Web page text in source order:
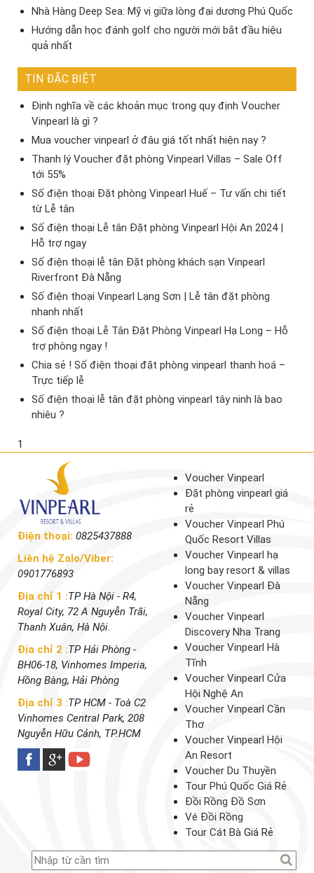
Nhà Hàng Deep Sea: Mỹ vị giữa lòng đại dương Phú Quốc
Hướng dẫn học đánh golf cho người mới bắt đầu hiệu
quả nhất
TIN ĐẶC BIỆT
Định nghĩa về các khoản mục trong quy định Voucher
Vinpearl là gì ?
Mua voucher vinpearl ở đâu giá tốt nhất hiện nay ?
Thanh lý Voucher đặt phòng Vinpearl Villas – Sale Off
tới 55%
Số điện thoại Đặt phòng Vinpearl Huế – Tư vấn chi tiết
từ Lễ tân
Số điện thoại Lễ tân Đặt phòng Vinpearl Hội An 2024 |
Hỗ trợ ngay
Số điện thoại lễ tân Đặt phòng khách sạn Vinpearl
Riverfront Đà Nẵng
Số điện thoại Vinpearl Lạng Sơn | Lễ tân đặt phòng
nhanh nhất
Số điện thoại Lễ Tân Đặt Phòng Vinpearl Hạ Long – Hỗ
trợ phòng ngay !
Chia sẻ ! Số điện thoại đặt phòng vinpearl thanh hoá –
Trực tiếp lễ
Số điện thoại lễ tân đặt phòng vinpearl tây ninh là bao
nhiêu ?
1
Điện thoại: 0825437888
Liên hệ Zalo/Viber:
0901776893
Địa chỉ 1 :TP Hà Nội - R4,
Royal City, 72 A Nguyễn Trãi,
Thanh Xuân, Hà Nội.
Địa chỉ 2 :TP Hải Phòng -
BH06-18, Vinhomes Imperia,
Hồng Bàng, Hải Phòng
Địa chỉ 3 :TP HCM - Toà C2
Vinhomes Central Park, 208
Nguyễn Hữu Cảnh, TP.HCM
Voucher Vinpearl
Đặt phòng vinpearl giá
rẻ
Voucher Vinpearl Phú
Quốc Resort Villas
Voucher Vinpearl hạ
long bay resort & villas
Voucher Vinpearl Đà
Nẵng
Voucher Vinpearl
Discovery Nha Trang
Voucher Vinpearl Hà
Tĩnh
Voucher Vinpearl Cửa
Hội Nghệ An
Voucher Vinpearl Cần
Thơ
Voucher Vinpearl Hội
An Resort
Voucher Du Thuyền
Tour Phú Quốc Giá Rẻ
Đồi Rồng Đồ Sơn
Vé Đồi Rồng
Tour Cát Bà Giá Rẻ